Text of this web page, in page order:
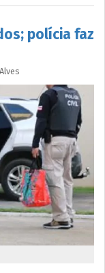
polícia faz
Alves